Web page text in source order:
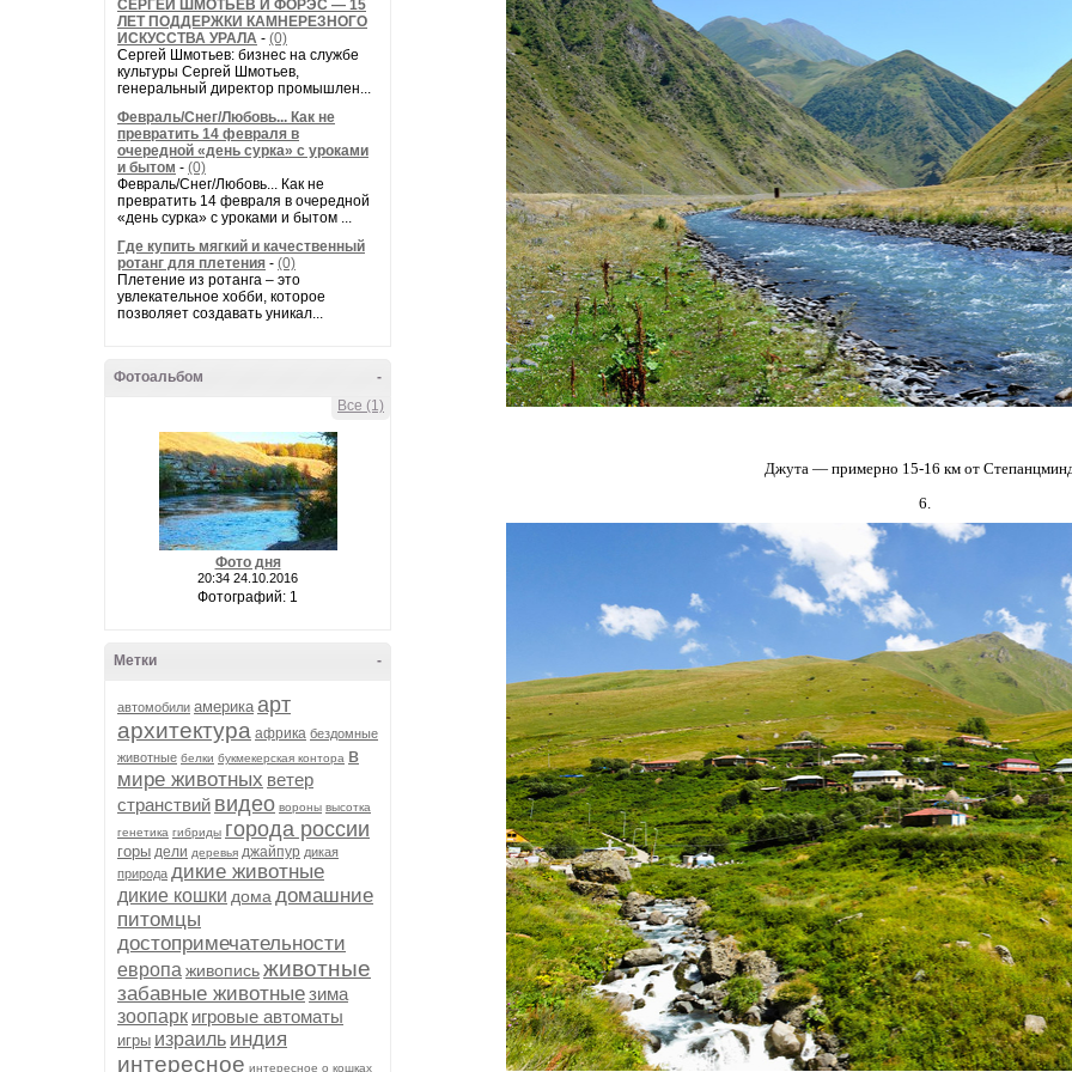
СЕРГЕЙ ШМОТЬЕВ И ФОРЭС — 15
ЛЕТ ПОДДЕРЖКИ КАМНЕРЕЗНОГО
ИСКУССТВА УРАЛА - (0)
Сергей Шмотьев: бизнес на службе
культуры Сергей Шмотьев,
генеральный директор промышлен...
Февраль/Снег/Любовь... Как не
превратить 14 февраля в
очередной «день сурка» с уроками
и бытом - (0)
Февраль/Снег/Любовь... Как не
превратить 14 февраля в очередной
«день сурка» с уроками и бытом ...
Где купить мягкий и качественный
ротанг для плетения - (0)
Плетение из ротанга – это
увлекательное хобби, которое
позволяет создавать уникал...
-
Фотоальбом
Все (1)
Фото дня
20:34 24.10.2016
Фотографий: 1
-
Метки
автомобили америка арт
архитектура африка бездомные
животные белки букмекерская контора в
мире животных ветер
странствий видео вороны высотка
генетика гибриды города россии
горы дели деревья джайпур дикая
природа дикие животные
дикие кошки дома домашние
питомцы
достопримечательности
европа живописьживотные
забавные животныезима
зоопарк игровые автоматы
игры израиль индия
интересное интересное о кошках
Джута — примерно 15-16 км от
6.